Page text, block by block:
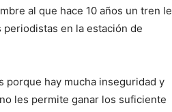
al que hace 10 años un tren le
en la estación de
porque hay mucha inseguridad y
les permite ganar los suficiente